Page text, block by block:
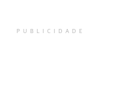
PUBLICIDADE